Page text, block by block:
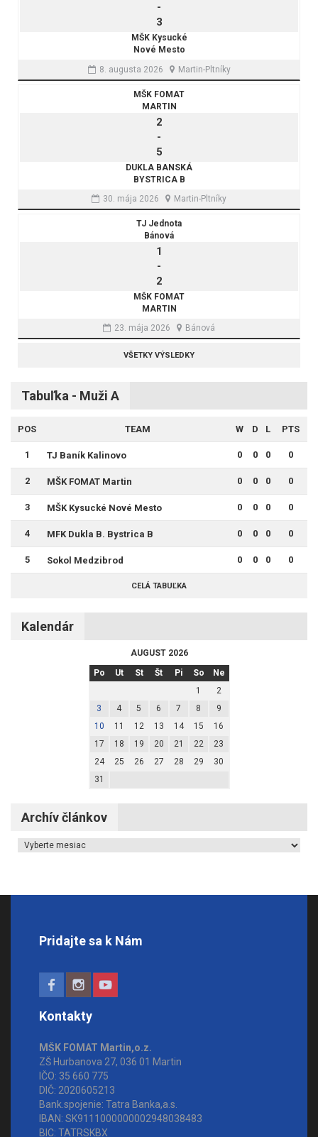
-
3
MŠK Kysucké
Nové Mesto
8. augusta 2026
Martin-Pltníky
MŠK FOMAT
MARTIN
2
-
5
DUKLA BANSKÁ
BYSTRICA B
30. mája 2026
Martin-Pltníky
TJ Jednota
Bánová
1
-
2
MŠK FOMAT
MARTIN
23. mája 2026
Bánová
VŠETKY VÝSLEDKY
Tabuľka - Muži A
POS TEAM W D L PTS
1 TJ Baník Kalinovo 0 0 0 0
2 MŠK FOMAT Martin 0 0 0 0
3 MŠK Kysucké Nové Mesto 0 0 0 0
4 MFK Dukla B. Bystrica B 0 0 0 0
5 Sokol Medzibrod 0 0 0 0
CELÁ TABUĽKA
Kalendár
AUGUST 2026
Po
Ut St Št Pi So
Ne
1
2
3
4 5 6 7 8
9
10
11 12 13 14 15
16
17
18 19 20 21 22
23
24
25 26 27 28 29
30
31
Archív článkov
Archív článkov
Pridajte sa k Nám
Kontakty
MŠK FOMAT Martin,o.z.
ZŠ Hurbanova 27, 036 01 Martin
IČO: 35 660 775
DIČ: 2020605213
Bank.spojenie: Tatra Banka,a.s.
IBAN: SK9111000000002948038483
BIC: TATRSKBX